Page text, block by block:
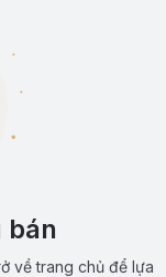
bán
về trang chủ để lựa